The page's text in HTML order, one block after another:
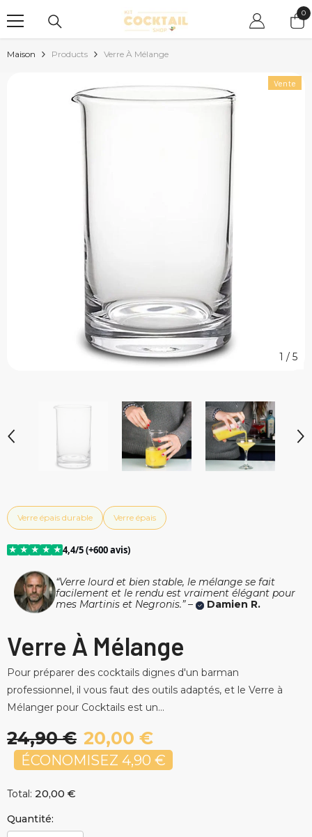
0
0
Maison Products Verre À Mélange
Vente
1 / 5
Verre épais durable Verre épais
★ ★ ★ ★ ★4,4/5 (+600 avis)
“Verre lourd et bien stable, le mélange se fait
facilement et le rendu est vraiment élégant pour
mes Martinis et Negronis.” –
Damien R.
Verre À Mélange
Pour préparer des cocktails dignes d'un barman
professionnel, il vous faut des outils adaptés, et le Verre à
Mélanger pour Cocktails est un...
24,90 € 20,00 €
ÉCONOMISEZ 4,90 €
Total: 20,00 €
Quantité: